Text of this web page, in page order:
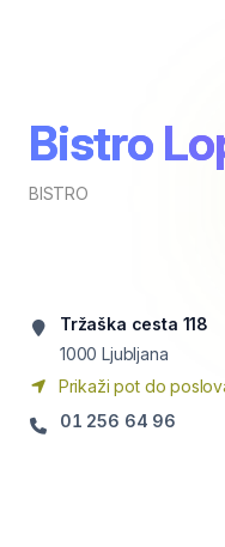
Bistro
BISTRO
Tržaška cesta 118
1000 Ljubljana
Prikaži pot do
01 256 64 96